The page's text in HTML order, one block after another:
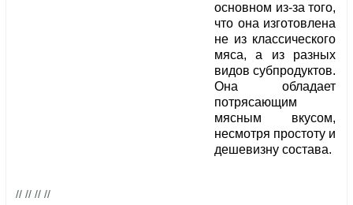
основном из-за того,
что она изготовлена
не из классического
мяса, а из разных
видов субпродуктов.
Она обладает
потрясающим
мясным вкусом,
несмотря простоту и
дешевизну состава.
// // // //